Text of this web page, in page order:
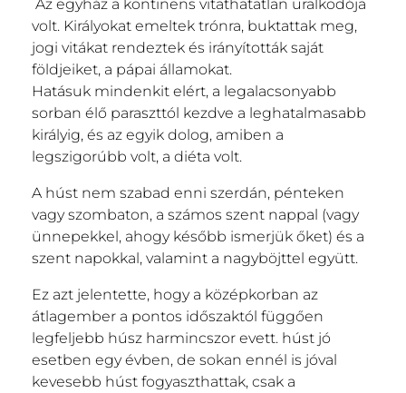
Az egyház a kontinens vitathatatlan uralkodója
volt. Királyokat emeltek trónra, buktattak meg,
jogi vitákat rendeztek és irányították saját
földjeiket, a pápai államokat.
Hatásuk mindenkit elért, a legalacsonyabb
sorban élő paraszttól kezdve a leghatalmasabb
királyig, és az egyik dolog, amiben a
legszigorúbb volt, a diéta volt.
A húst nem szabad enni szerdán, pénteken
vagy szombaton, a számos szent nappal (vagy
ünnepekkel, ahogy később ismerjük őket) és a
szent napokkal, valamint a nagyböjttel együtt.
Ez azt jelentette, hogy a középkorban az
átlagember a pontos időszaktól függően
legfeljebb húsz harmincszor evett. húst jó
esetben egy évben, de sokan ennél is jóval
kevesebb húst fogyaszthattak, csak a